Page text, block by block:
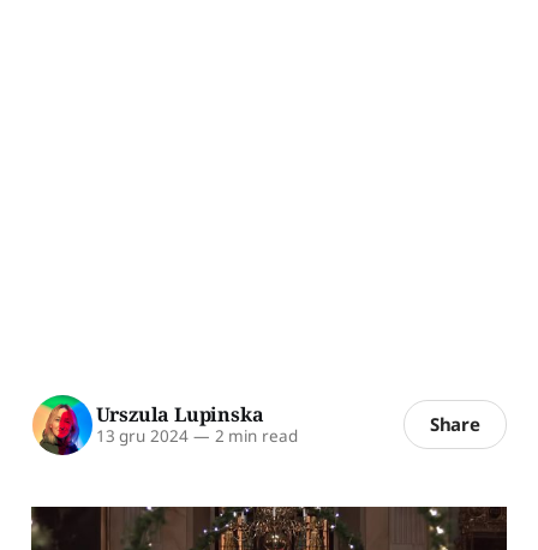
Urszula Lupinska
13 gru 2024 — 2 min read Share